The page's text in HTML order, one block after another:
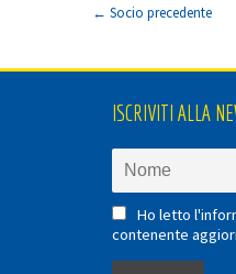
← Socio precedente
ISCRIVITI ALLA
Ho letto
contenente